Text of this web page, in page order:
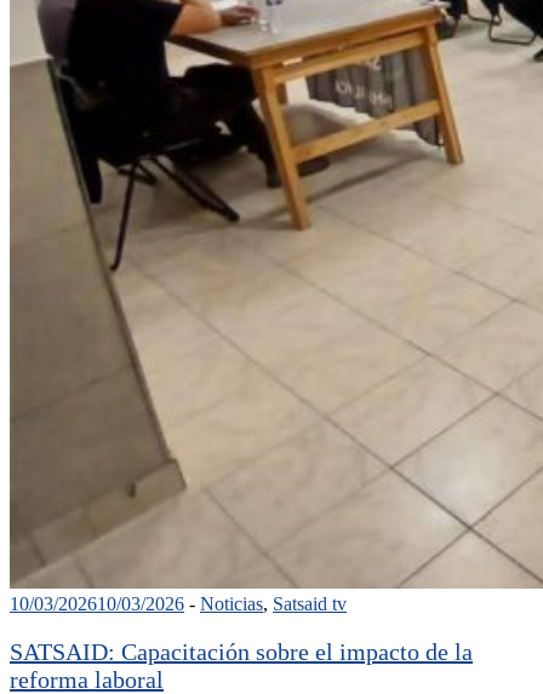
10/03/202610/03/2026 - Noticias, Satsaid tv
SATSAID: Capacitación sobre el impacto de la
reforma laboral